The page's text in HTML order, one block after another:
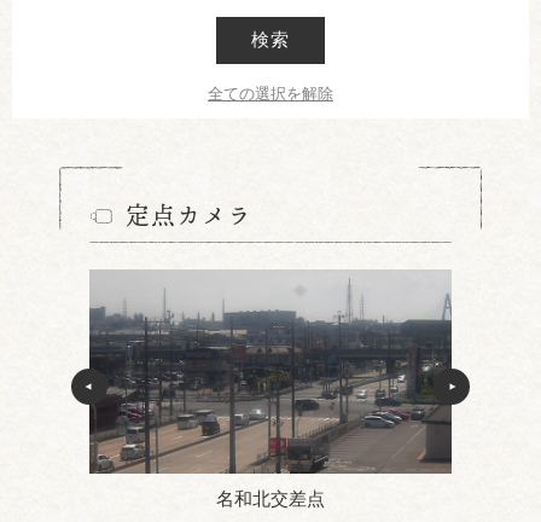
検索
全ての選択を解除
定点カメラ
名和北交差点